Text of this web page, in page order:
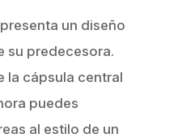
un diseño
su predecesora.
la cápsula central
puedes
al estilo de un